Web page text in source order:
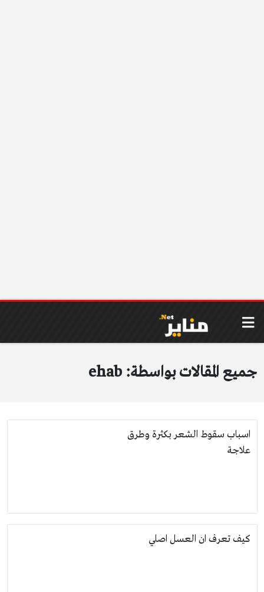
جميع المقالات بواسطة: ehab
اسباب سقوط الشعر بكثرة وطرق
علاجة
كيف تعرف ان العسل اصلي